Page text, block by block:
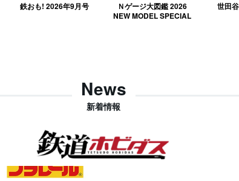
鉄おも! 2026年9月号
Ｎゲージ大図鑑 2026
NEW MODEL SPECIAL
世田
News
新着情報